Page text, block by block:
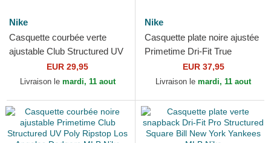
Nike
Casquette courbée verte
ajustable Club Structured UV
Poly Ripstop Oakland
Athletics MLB Nike
EUR 29,95
Livraison le mardi, 11 aout
Nike
Casquette plate noire ajustée
Primetime Dri-Fit True
Structured Round Bill New
York Yankees MLB Nike
EUR 37,95
Livraison le mardi, 11 aout